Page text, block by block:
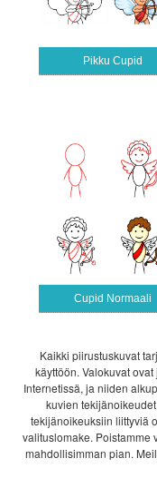
Pikku Cupid
Cupid Normaali
Kaikki piirustuskuvat
käyttöön. Valokuvat
Internetissä, ja niiden
kuvien
tekijänoikeuksiin liittyviä
valituslomake. Poistamme
mahdollisimman pian.